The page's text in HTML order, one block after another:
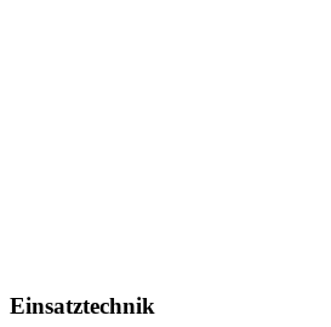
Einsatztechnik